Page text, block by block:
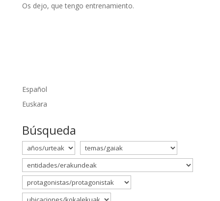
Os dejo, que tengo entrenamiento.
Español
Euskara
Búsqueda